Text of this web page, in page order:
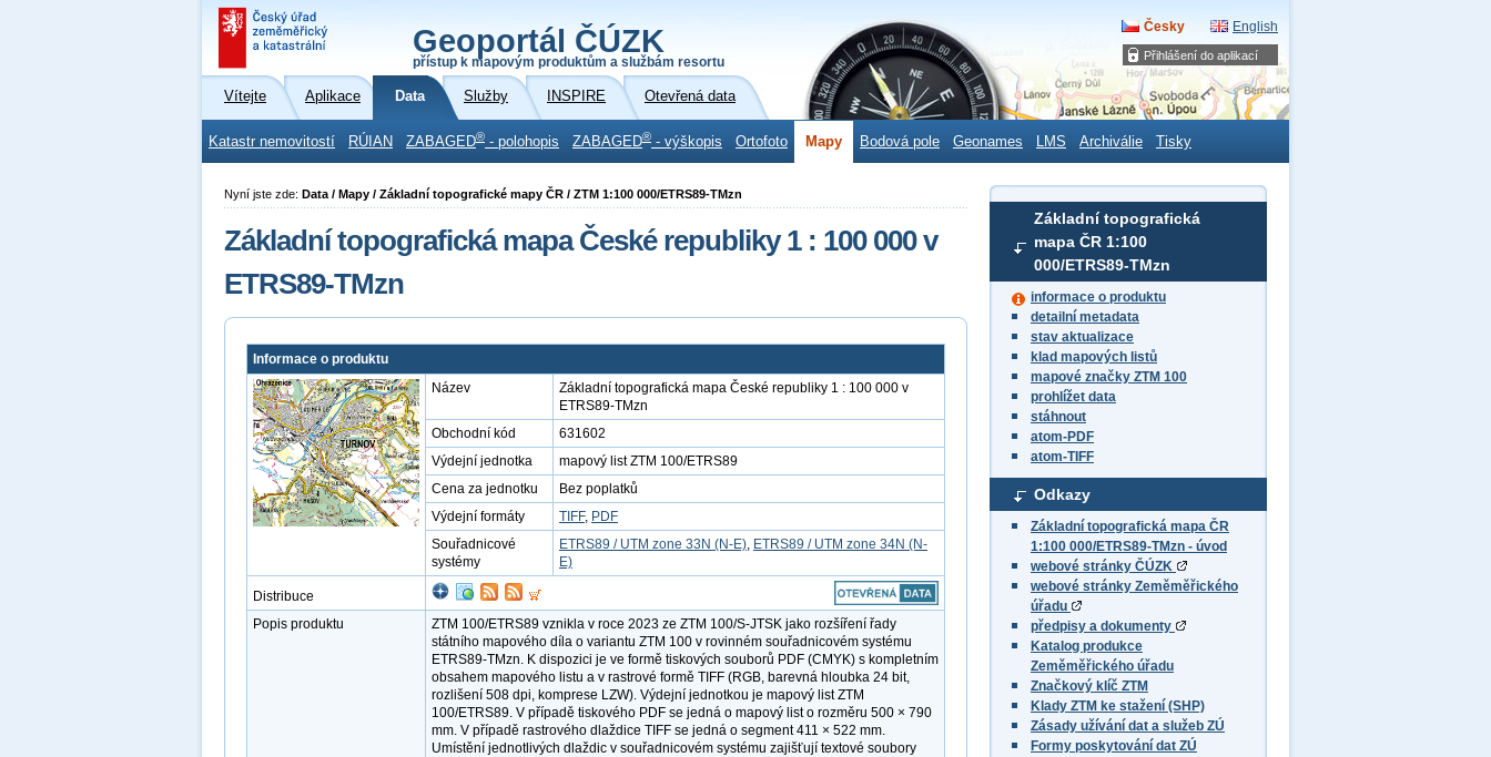
Přihlášení do aplikací
Geoportál ČÚZK
přístup k mapovým produktům a službám resortu
Česky English
Vítejte Aplikace Data Služby INSPIRE Otevřená data
Katastr nemovitostí RÚIAN ZABAGED® - polohopis ZABAGED® - výškopis Ortofoto Mapy Bodová pole Geonames LMS Archiválie Tisky
Základní topografická
mapa ČR 1:100
000/ETRS89-TMzn
informace o produktu
detailní metadata
stav aktualizace
klad mapových listů
mapové značky ZTM 100
prohlížet data
stáhnout
atom-PDF
atom-TIFF
Odkazy
Základní topografická mapa ČR
1:100 000/ETRS89-TMzn - úvod
webové stránky ČÚZK
webové stránky Zeměměřického
úřadu
předpisy a dokumenty
Katalog produkce
Zeměměřického úřadu
Značkový klíč ZTM
Klady ZTM ke stažení (SHP)
Zásady užívání dat a služeb ZÚ
Formy poskytování dat ZÚ
Nyní jste zde: Data / Mapy / Základní topografické mapy ČR / ZTM 1:100 000/ETRS89-TMzn
Základní topografická mapa České republiky 1 : 100 000 v
ETRS89-TMzn
Informace o produktu
Název
Základní topografická mapa České republiky 1 : 100 000 v
ETRS89-TMzn
Obchodní kód
631602
Výdejní jednotka
mapový list ZTM 100/ETRS89
Cena za jednotku
Bez poplatků
Výdejní formáty
TIFF, PDF
Souřadnicové
systémy
ETRS89 / UTM zone 33N (N-E), ETRS89 / UTM zone 34N (N-
E)
Distribuce
Popis produktu
ZTM 100/ETRS89 vznikla v roce 2023 ze ZTM 100/S-JTSK jako rozšíření řady
státního mapového díla o variantu ZTM 100 v rovinném souřadnicovém systému
ETRS89-TMzn. K dispozici je ve formě tiskových souborů PDF (CMYK) s kompletním
obsahem mapového listu a v rastrové formě TIFF (RGB, barevná hloubka 24 bit,
rozlišení 508 dpi, komprese LZW). Výdejní jednotkou je mapový list ZTM
100/ETRS89. V případě tiskového PDF se jedná o mapový list o rozměru 500 × 790
mm. V případě rastrového dlaždice TIFF se jedná o segment 411 × 522 mm.
Umístění jednotlivých dlaždic v souřadnicovém systému zajišťují textové soubory